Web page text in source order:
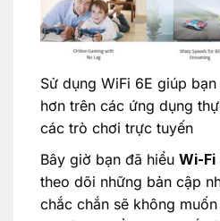
Sử dụng WiFi 6E giúp
hơn trên các ứng dụng
các trò chơi trực tuyến
Bây giờ bạn đã hiểu Wi-Fi
theo dõi những bản cập
chắc chắn sẽ không